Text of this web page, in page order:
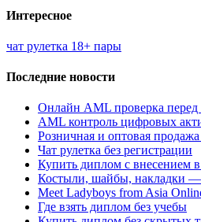
Интересное
чат рулетка 18+ пары
Последние новости
Онлайн AML проверка перед
AML контроль цифровых
Розничная и оптовая
Чат рулетка без регистрации
Купить диплом с внесением в
Костыли, шайбы, накладки
Meet Ladyboys from Asia
Где взять диплом без учебы